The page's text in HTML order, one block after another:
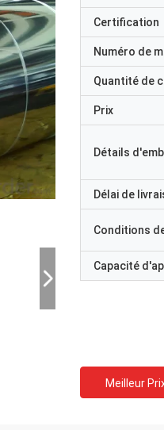
Certification
Numéro de
Quantité de
Prix
Détails
Délai de
Conditions
Capacité
Meilleur